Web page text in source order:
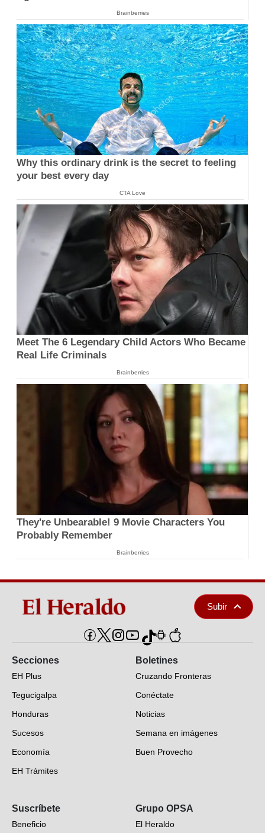
Brainberries
Why this ordinary drink is the secret to feeling
your best every day
CTA Love
Meet The 6 Legendary Child Actors Who Became
Real Life Criminals
Brainberries
They're Unbearable! 9 Movie Characters You
Probably Remember
Brainberries
Subir
Secciones
EH Plus
Tegucigalpa
Honduras
Sucesos
Economía
EH Trámites
EH Verifica
Fotogalerías
Boletines
Cruzando Fronteras
Conéctate
Noticias
Semana en imágenes
Buen Provecho
Suscríbete
Beneficio
Grupo OPSA
El Heraldo